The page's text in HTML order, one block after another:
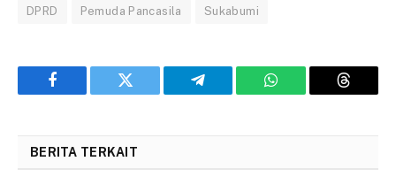
DPRD Pemuda Pancasila Sukabumi
Facebook Twitter Telegram WhatsApp Threads
BERITA TERKAIT